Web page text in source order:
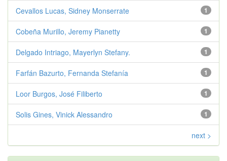
1
Cevallos Lucas, Sidney Monserrate
1
Cobeña Murillo, Jeremy Pianetty
1
Delgado Intriago, Mayerlyn Stefany.
1
Farfán Bazurto, Fernanda Stefanía
1
Loor Burgos, José Filiberto
1
Solis Gines, Vinick Alessandro
next >